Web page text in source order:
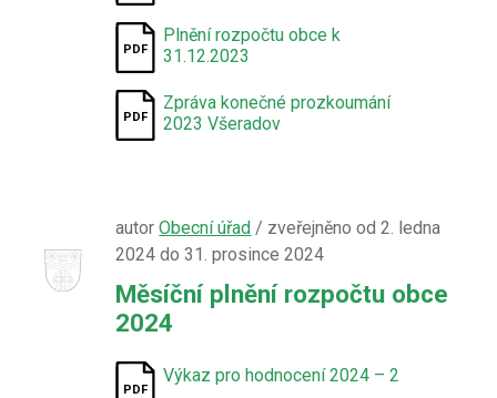
Plnění rozpočtu obce k
31.12.2023
Zpráva konečné prozkoumání
2023 Všeradov
autorObecní úřad / zveřejněno od 2. ledna
2024 do 31. prosince 2024
Měsíční plnění rozpočtu obce
2024
Výkaz pro hodnocení 2024 – 2